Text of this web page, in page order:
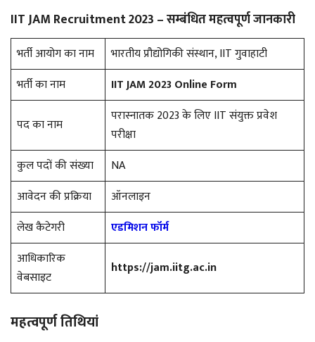
IIT JAM Recruitment 2023 – सम्बंधित महत्वपूर्ण जानकारी
भर्ती आयोग का नाम
भारतीय प्रौद्योगिकी संस्थान, IIT गुवाहाटी
भर्ती का नाम
IIT JAM 2023 Online Form
पद का नाम
परास्नातक 2023 के लिए IIT संयुक्त प्रवेश
परीक्षा
कुल पदों की संख्या
NA
आवेदन की प्रक्रिया
ऑनलाइन
लेख कैटेगरी
एडमिशन फॉर्म
आधिकारिक
वेबसाइट
https://jam.iitg.ac.in
महत्वपूर्ण तिथियां